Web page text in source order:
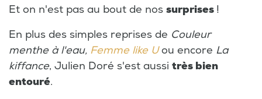
Et on n'est pas au bout de nos surprises !
En plus des simples reprises de Couleur
menthe à l'eau, Femme like Uou encore La
kiffance, Julien Doré s'est aussi très bien
entouré.